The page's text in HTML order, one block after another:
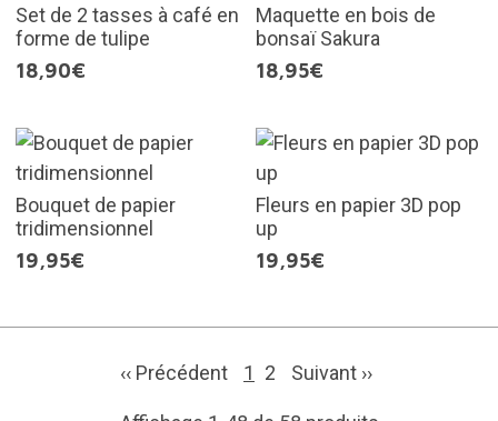
Set de 2 tasses à café en
forme de tulipe
18,90€
Maquette en bois de
bonsaï Sakura
18,95€
Bouquet de papier
tridimensionnel
19,95€
Fleurs en papier 3D pop
up
19,95€
‹‹ Précédent 1 2 Suivant ››